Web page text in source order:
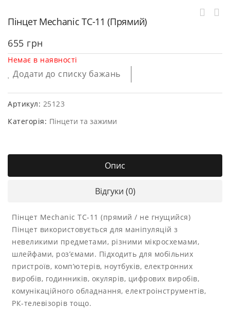
Пінцет Mechanic TC-11 (прямий)
655 грн
Немає в наявності
Додати до списку бажань
Артикул: 25123
Категорія: Пінцети та зажими
Опис
Відгуки (0)
Пінцет Mechanic TC-11 (прямий / не гнущийся)
Пінцет використовується для маніпуляцій з
невеликими предметами, різними мікросхемами,
шлейфами, роз’ємами. Підходить для мобільних
пристроїв, комп’ютерів, ноутбуків, електронних
виробів, годинників, окулярів, цифрових виробів,
комунікаційного обладнання, електроінструментів,
РК-телевізорів тощо.